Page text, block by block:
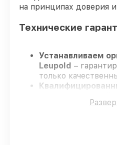
на принципах доверия и
Технические
Устанавливаем
Leupold –
только
подтверждает